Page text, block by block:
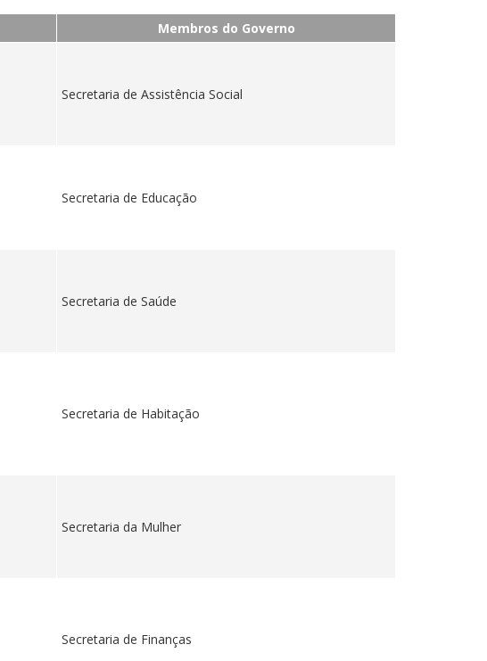
Membros do Governo
Secretaria de Assistência Social
Secretaria de Educação
Secretaria de Saúde
Secretaria de Habitação
Secretaria da Mulher
Secretaria de Finanças